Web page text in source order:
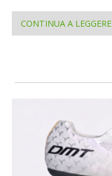
CONTINUA A LEGGERE